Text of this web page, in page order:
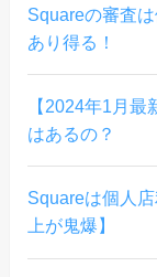
Squareの審査
あり得る！
【2024年1月
はあるの？
Squareは個人
上が鬼爆】